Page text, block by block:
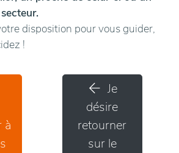
disposition pour vous guider,
!
à
Je
désire
retourner
sur le